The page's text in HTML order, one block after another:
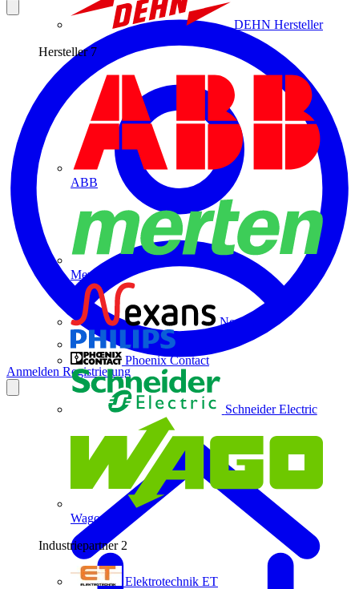
DEHN Hersteller
Hersteller 7
ABB
Merten
Nexans
Phoenix Contact
Schneider Electric
Wago
Industriepartner 2
Elektrotechnik ET
Anmelden Registrierung